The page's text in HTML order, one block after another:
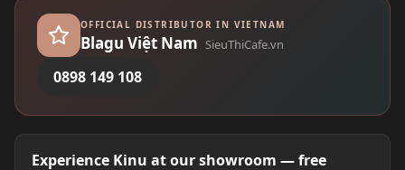
OFFICIAL DISTRIBUTOR IN VIETNAM
Blagu Việt Nam SieuThiCafe.vn
0898 149 108
Experience Kinu at our showroom — free